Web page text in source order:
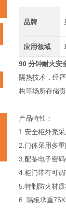
品牌
应用领域
90 分钟耐火安
隔热技术，经
构等场所存储
产品特性：
1.安全柜外壳
2.门体采用多
3.配备电子密
4.柜门带有可
5.特制防火材
6. 隔板承重